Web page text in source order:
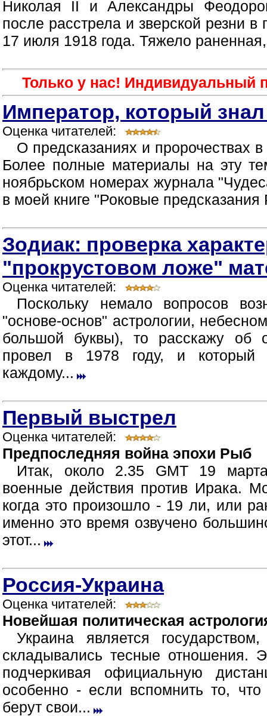
Николая II и Александры
после расстрела и зверской резни
17 июля 1918 года. Тяжело
Только у нас! Индивидуальный
Император, который
Оценка читателей:
О предсказаниях и пророчествах
Более полные материалы на эту
ноябрьском номерах журнала
в моей книге "Роковые
Зодиак: проверка
"прокрустовом ложе"
Оценка читателей:
Поскольку немало вопросов
"основе-основ" астрологии,
большой буквы), то расскажу об
провел в 1978 году, и который
каждому...
Первый выстрел
Оценка читателей:
Предпоследняя война эпохи Рыб
Итак, около 2.35 GMT 19
военные действия против Ирака.
когда это произошло - 19 ли, или
именно это время озвучено
этот...
Россия-Украина
Оценка читателей:
Новейшая политическая
Украина является
складывались тесные отношения.
подчеркивая официальную
особенно - если вспомнить то,
берут свои...